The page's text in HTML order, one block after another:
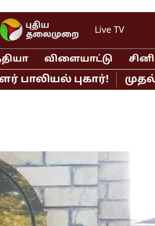
Live TV
விளையாட்டு
புகார்! முதல்வர்